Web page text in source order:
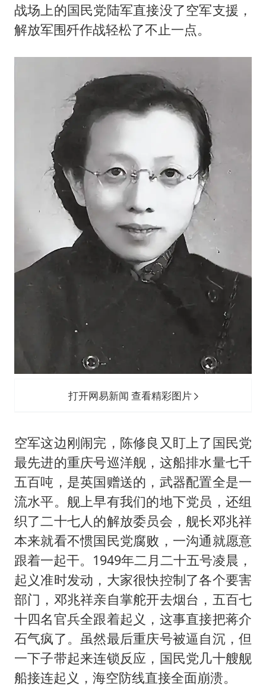
战场上的国民党陆军直接没了空军支援，
解放军围歼作战轻松了不止一点。
打开网易新闻 查看精彩图片
空军这边刚闹完，陈修良又盯上了国民党
最先进的重庆号巡洋舰，这船排水量七千
五百吨，是英国赠送的，武器配置全是一
流水平。舰上早有我们的地下党员，还组
织了二十七人的解放委员会，舰长邓兆祥
本来就看不惯国民党腐败，一沟通就愿意
跟着一起干。1949年二月二十五号凌晨，
起义准时发动，大家很快控制了各个要害
部门，邓兆祥亲自掌舵开去烟台，五百七
十四名官兵全跟着起义，这事直接把蒋介
石气疯了。虽然最后重庆号被逼自沉，但
一下子带起来连锁反应，国民党几十艘舰
船接连起义，海空防线直接全面崩溃。